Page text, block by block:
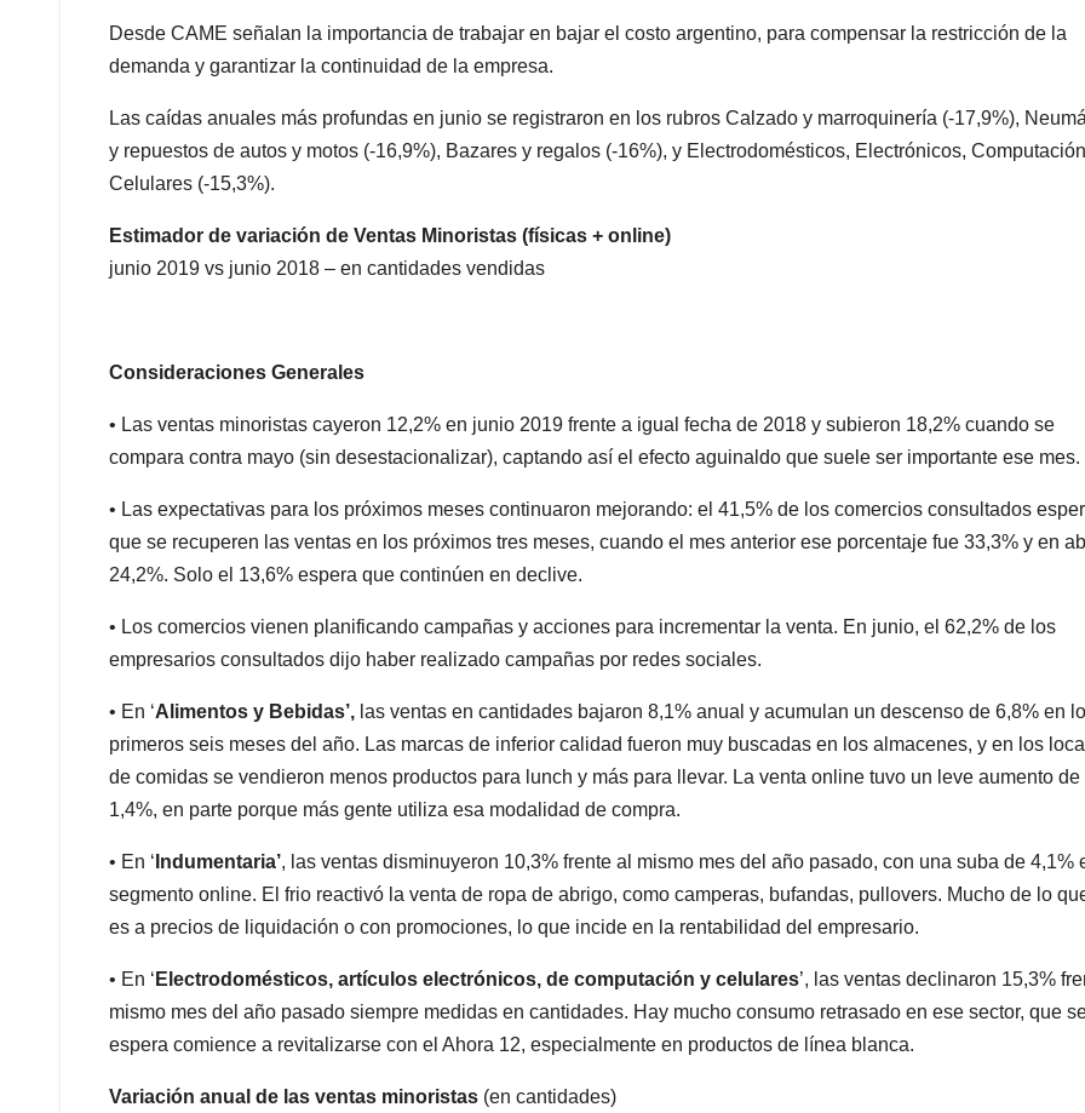
Desde CAME señalan la importancia de trabajar en bajar el costo argentino, para compensar la restricción de la
demanda y garantizar la continuidad de la empresa.
Las caídas anuales más profundas en junio se registraron en los rubros Calzado y marroquinería (-17,9%),
y repuestos de autos y motos (-16,9%), Bazares y regalos (-16%), y Electrodomésticos, Electrónicos,
Celulares (-15,3%).
Estimador de variación de Ventas Minoristas (físicas + online)
junio 2019 vs junio 2018 – en cantidades vendidas
Consideraciones Generales
• Las ventas minoristas cayeron 12,2% en junio 2019 frente a igual fecha de 2018 y subieron 18,2% cuando se
compara contra mayo (sin desestacionalizar), captando así el efecto aguinaldo que suele ser importante ese mes.
• Las expectativas para los próximos meses continuaron mejorando: el 41,5% de los comercios consultados
que se recuperen las ventas en los próximos tres meses, cuando el mes anterior ese porcentaje fue 33,3% y en
24,2%. Solo el 13,6% espera que continúen en declive.
• Los comercios vienen planificando campañas y acciones para incrementar la venta. En junio, el 62,2% de los
empresarios consultados dijo haber realizado campañas por redes sociales.
• En ‘Alimentos y Bebidas’, las ventas en cantidades bajaron 8,1% anual y acumulan un descenso de 6,8% en
primeros seis meses del año. Las marcas de inferior calidad fueron muy buscadas en los almacenes, y en los
de comidas se vendieron menos productos para lunch y más para llevar. La venta online tuvo un leve aumento de
1,4%, en parte porque más gente utiliza esa modalidad de compra.
• En ‘ Indumentaria’, las ventas disminuyeron 10,3% frente al mismo mes del año pasado, con una suba de 4,1%
segmento online. El frio reactivó la venta de ropa de abrigo, como camperas, bufandas, pullovers. Mucho de lo
es a precios de liquidación o con promociones, lo que incide en la rentabilidad del empresario.
• En ‘ Electrodomésticos, artículos electrónicos, de computación y celulares’, las ventas declinaron 15,3%
mismo mes del año pasado siempre medidas en cantidades. Hay mucho consumo retrasado en ese sector, que
espera comience a revitalizarse con el Ahora 12, especialmente en productos de línea blanca.
Variación anual de las ventas minoristas (en cantidades)